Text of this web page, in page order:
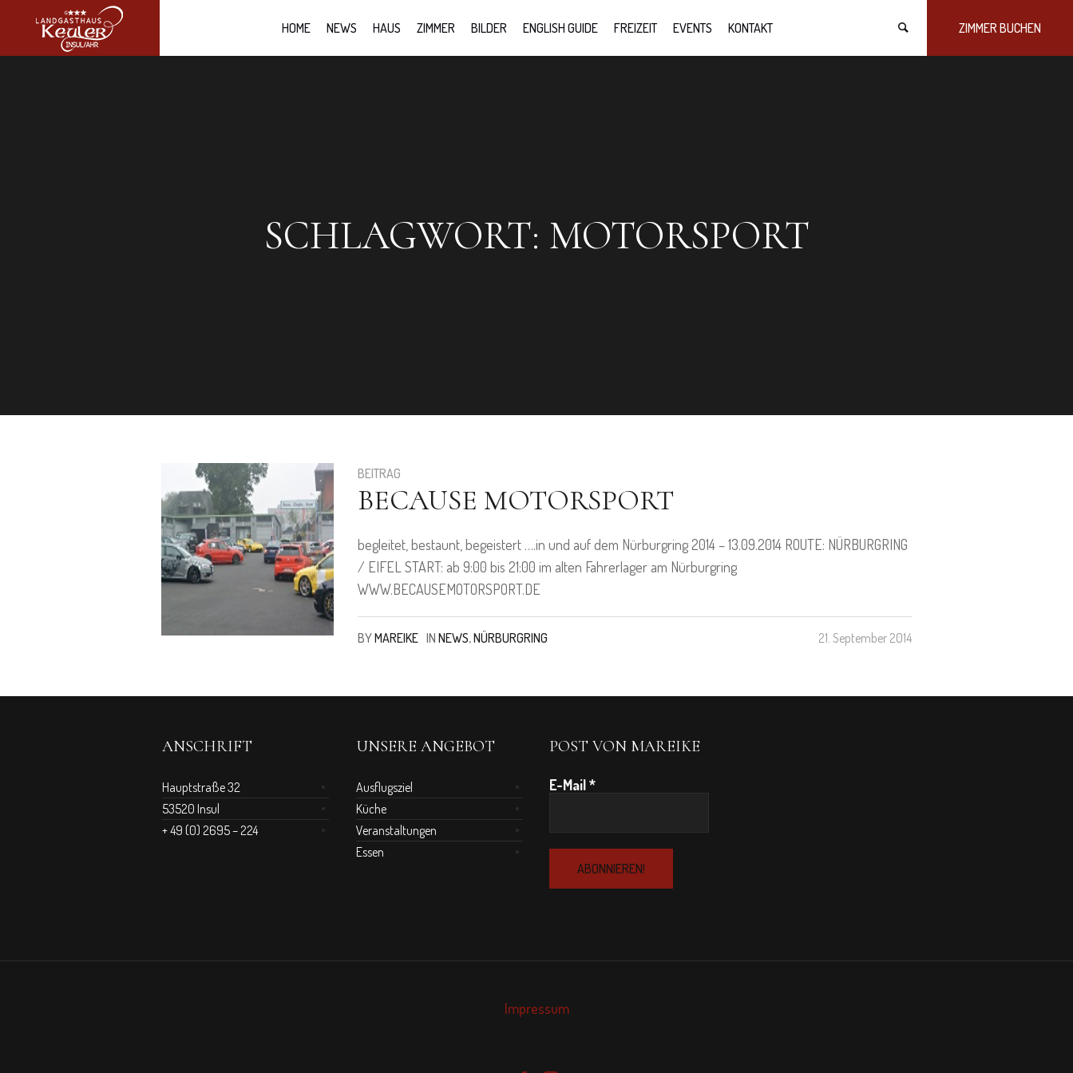
ZIMMER BUCHEN
HOME NEWS HAUS ZIMMER BILDER ENGLISH GUIDE FREIZEIT EVENTS KONTAKT
SCHLAGWORT: MOTORSPORT
BEITRAG
BECAUSE MOTORSPORT
begleitet, bestaunt, begeistert ….in und auf dem Nürburgring 2014 – 13.09.2014 ROUTE: NÜRBURGRING
/ EIFEL START: ab 9:00 bis 21:00 im alten Fahrerlager am Nürburgring
WWW.BECAUSEMOTORSPORT.DE
21. September 2014
BYMAREIKE INNEWS,NÜRBURGRING
ANSCHRIFT
Hauptstraße 32
53520 Insul
+ 49 (0) 2695 – 224
UNSERE ANGEBOT
Ausflugsziel
Küche
Veranstaltungen
Essen
POST VON MAREIKE
E-Mail*
Impressum